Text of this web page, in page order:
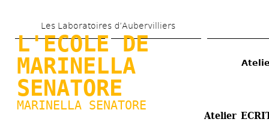
to
main
content
Les Laboratoires d’Aubervilliers
L'ECOLE DE
MARINELLA
SENATORE
MARINELLA SENATORE
Atelier